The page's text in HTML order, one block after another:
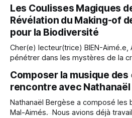
retrouver dans la boutique. Fabriqué dans la Drôme, les
trousses, fanions et sac à dos
s’envoient
Les Coulisses Magiques
Révélation du Making-of
pour la Biodiversité
Cher(e) lecteur(trice) BIEN-Aimé.e, Avez-vous déjà rêvé de
pénétrer dans les mystères de la
aussi singulier que les "Mal-Aimés" ? Préparez-vous à
voyage dans les coulisses de la
découvrez
Composer la musique des
rencontre avec
Nathanaël Bergèse a composé les
Mal-Aimés. Nous avions déjà